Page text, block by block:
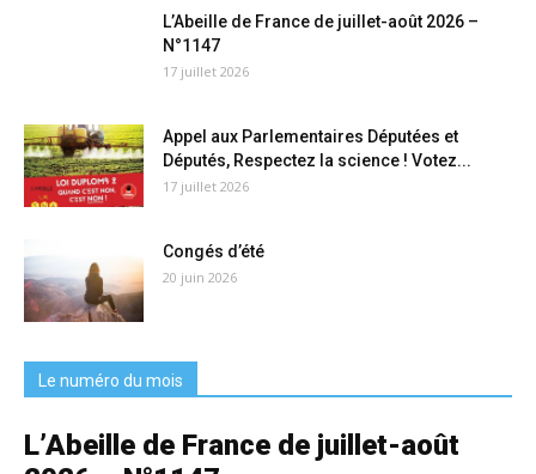
L’Abeille de France de juillet-août 2026 –
N°1147
17 juillet 2026
Appel aux Parlementaires Députées et
Députés, Respectez la science ! Votez...
17 juillet 2026
Congés d’été
20 juin 2026
Le numéro du mois
L’Abeille de France de juillet-août